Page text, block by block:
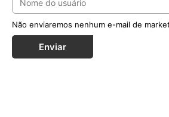
Não enviaremos nenhum e-mail de
Enviar